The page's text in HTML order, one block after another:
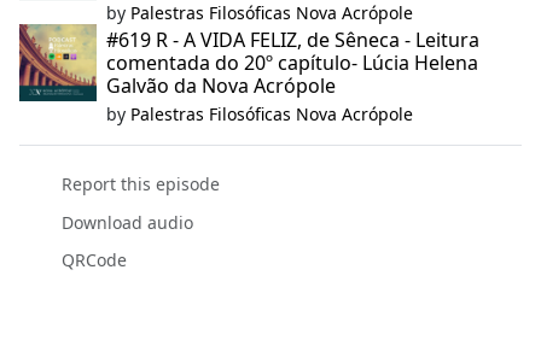
by Palestras Filosóficas Nova Acrópole
#619 R - A VIDA FELIZ, de Sêneca - Leitura
comentada do 20º capítulo- Lúcia Helena
Galvão da Nova Acrópole
by Palestras Filosóficas Nova Acrópole
Report this episode
Download audio
QRCode